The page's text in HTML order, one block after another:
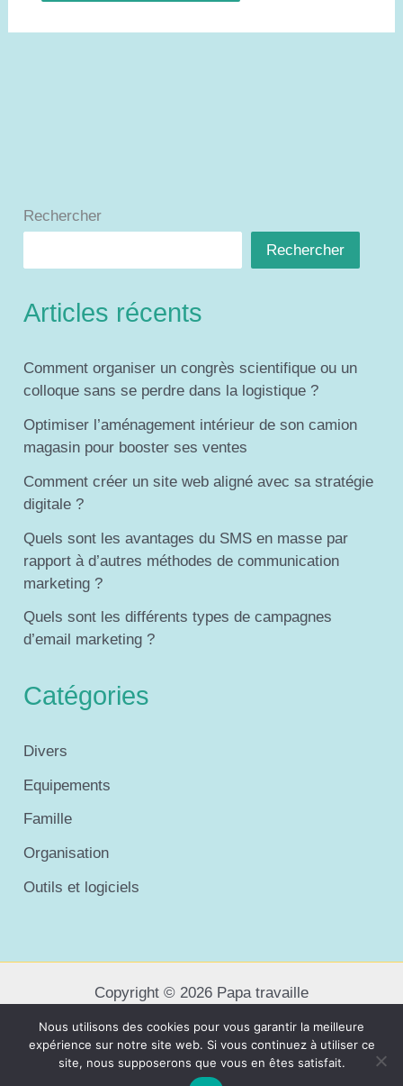
Rechercher
Rechercher
Articles récents
Comment organiser un congrès scientifique ou un
colloque sans se perdre dans la logistique ?
Optimiser l’aménagement intérieur de son camion
magasin pour booster ses ventes
Comment créer un site web aligné avec sa stratégie
digitale ?
Quels sont les avantages du SMS en masse par
rapport à d’autres méthodes de communication
marketing ?
Quels sont les différents types de campagnes
d’email marketing ?
Catégories
Divers
Equipements
Famille
Organisation
Outils et logiciels
Copyright © 2026 Papa travaille
Plan du site
Contact
Nous utilisons des cookies pour vous garantir la meilleure
expérience sur notre site web. Si vous continuez à utiliser ce
site, nous supposerons que vous en êtes satisfait.